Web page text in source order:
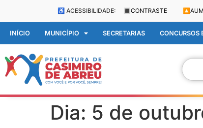
♿ ACESSIBILIDADE: 🔳 CONTRASTE 🔼
INÍCIO MUNICÍPIO SECRETARIAS CONCURSOS
Dia: 5 de